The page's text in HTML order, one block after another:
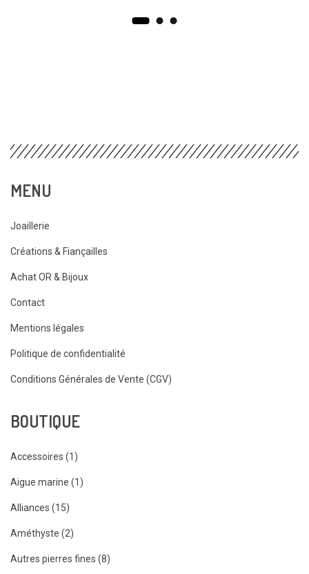
MENU
Joaillerie
Créations & Fiançailles
Achat OR & Bijoux
Contact
Mentions légales
Politique de confidentialité
Conditions Générales de Vente (CGV)
BOUTIQUE
Accessoires (1)
Aigue marine (1)
Alliances (15)
Améthyste (2)
Autres pierres fines (8)